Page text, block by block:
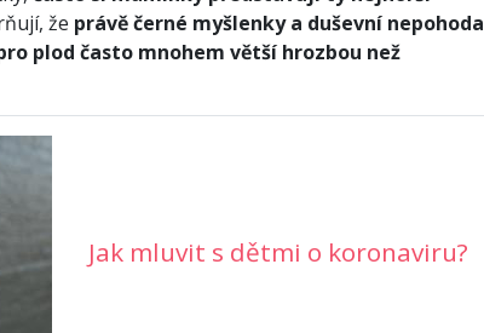
že právě černé myšlenky a duševní nepohoda
plod často mnohem větší hrozbou než
Jak mluvit s dětmi o koronaviru?